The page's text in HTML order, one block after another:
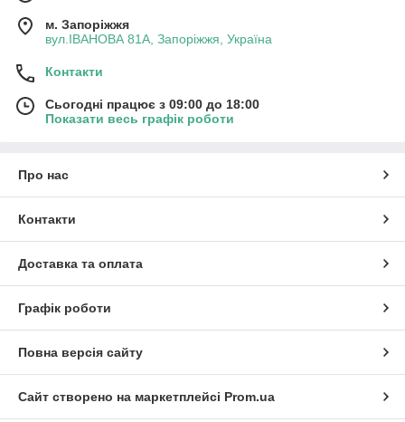
м. Запоріжжя
вул.ІВАНОВА 81А, Запоріжжя, Україна
Контакти
Сьогодні працює з 09:00 до 18:00
Показати весь графік роботи
Про нас
Контакти
Доставка та оплата
Графік роботи
Повна версія сайту
Сайт створено на маркетплейсі Prom.ua